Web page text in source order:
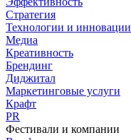
Стратегия
Технологии и инновации
Медиа
Креативность
Брендинг
Диджитал
Маркетинговые услуги
Крафт
PR
Фестивали и компании